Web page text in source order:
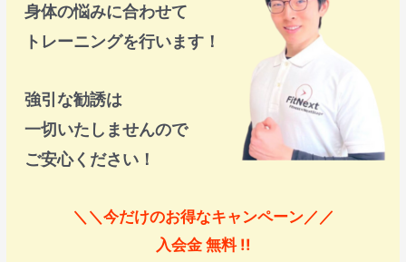
身体の悩みに合わせて
トレーニングを行います！
強引な勧誘は
一切いたしませんので
ご安心ください！
＼＼今だけのお得なキャンペーン／／
入会金 無料 !!